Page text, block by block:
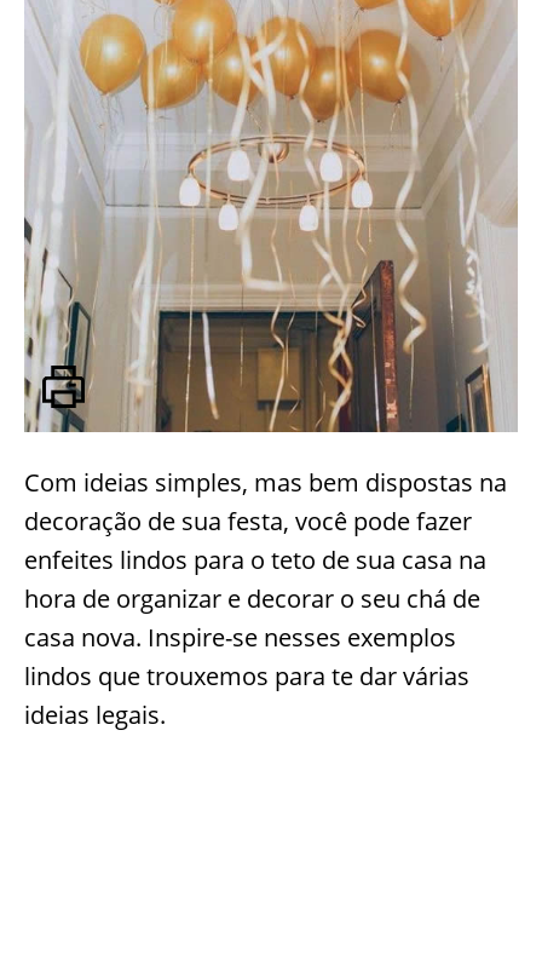
Com ideias simples, mas bem dispostas na
decoração de sua festa, você pode fazer
enfeites lindos para o teto de sua casa na
hora de organizar e decorar o seu chá de
casa nova. Inspire-se nesses exemplos
lindos que trouxemos para te dar várias
ideias legais.